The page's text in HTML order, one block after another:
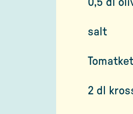
0,5 dl
salt
2 dl